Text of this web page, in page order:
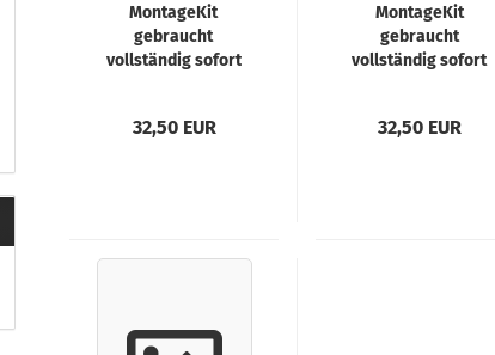
anzeigen
und Reisetaschen
MontageKit
gebraucht
vollständig sofort
32,50 EUR
MontageKit
gebraucht
vollständig sofort
32,50 EUR